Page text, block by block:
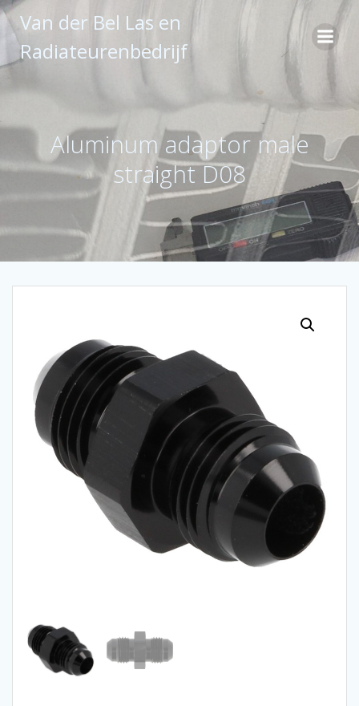
Ga
naar
inhoud
Van der Bel Las en
Radiateurenbedrijf
Aluminum adaptor male
straight D08